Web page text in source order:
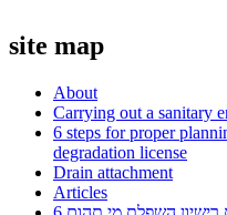
site map
About
Carrying out a sanitary
6 steps for proper
degradation license
Drain attachment
Articles